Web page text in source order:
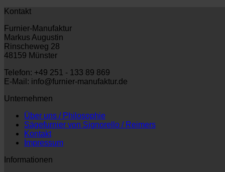
Kontakt
Furnier-Manufaktur
Markus Augustin
Rinscheweg 28
48159 Münster
Telefon: +49 251 - 133 89 869
E-Mail: info@furnier-manufaktur.de
Unternehmen
Über uns / Philosophie
Sägefurnier von Signorello / Reimers
Kontakt
Impressum
Informationen